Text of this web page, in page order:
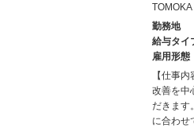
勤務地
給与タイ
雇用形態
【仕事
改善を中
だきます
に合わせ